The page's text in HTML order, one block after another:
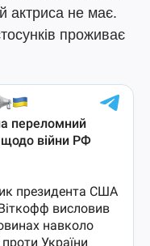
актриса не має.
проживає